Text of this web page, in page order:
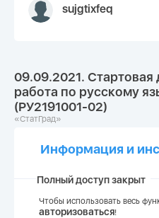
sujgtixfeq
09.09.2021. Стартовая
работа по русскому
(РУ2191001-02)
«СтатГрад»
Информация и
Полный доступ закрыт
Чтобы использовать весь
авторизоваться!